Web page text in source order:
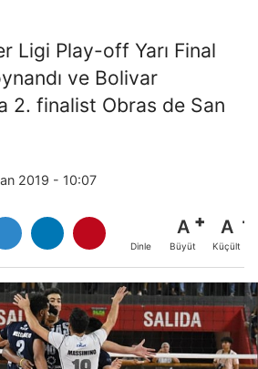
Ligi Play-off Yarı Final
ve Bolivar
2. finalist Obras de San
2019 - 10:07
Dinle
A
Büyüt
A
Küçült